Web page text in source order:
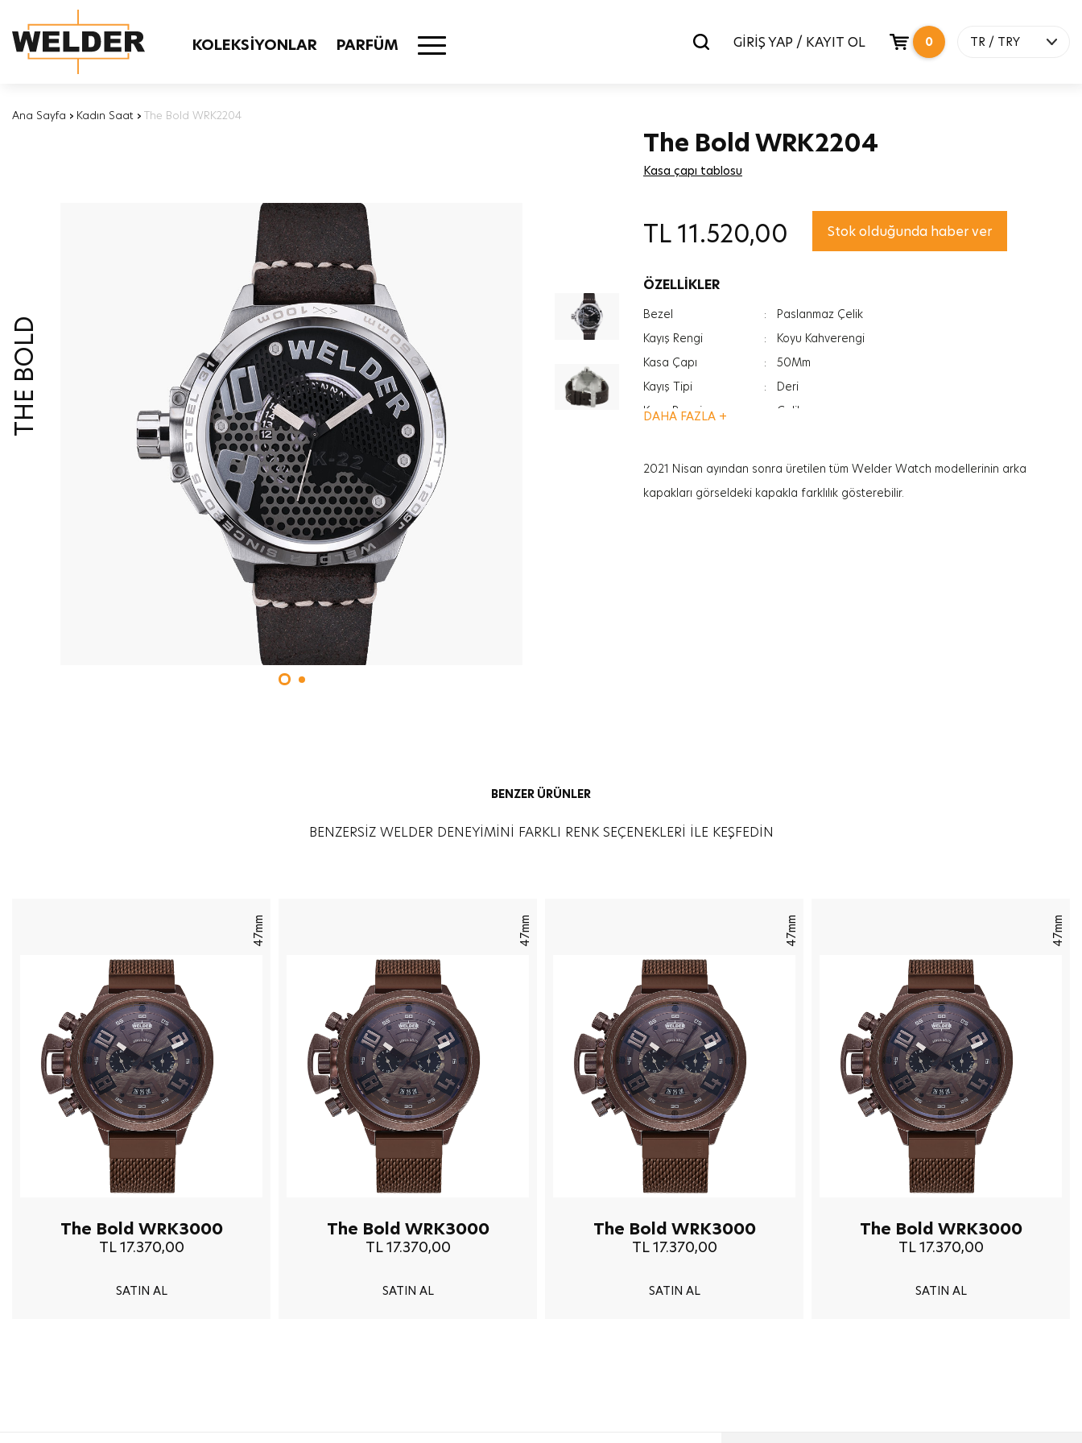
KOLEKSİYONLAR PARFÜM GİRİŞ YAP / KAYIT OL 0 TR / TRY
Ana Sayfa › Kadın Saat › The Bold WRK2204
THE BOLD
The Bold WRK2204
Kasa çapı tablosu
TL11.520,00 Stok olduğunda haber ver
ÖZELLİKLER
Bezel :
Paslanmaz Çelik
Kayış Rengi
:
Koyu Kahverengi
Kasa Çapı
:
50Mm
Kayış Tipi
:
Deri
Kasa Rengi
Çelik
DAHA FAZLA +
2021 Nisan ayından sonra üretilen tüm Welder Watch modellerinin arka
kapakları görseldeki kapakla farklılık gösterebilir.
BENZER ÜRÜNLER
BENZERSİZ WELDER DENEYİMİNİ FARKLI RENK SEÇENEKLERİ İLE KEŞFEDİN
47mm
The Bold WRK3000
TL 17.370,00
SATIN AL
47mm
The Bold WRK3000
TL 17.370,00
SATIN AL
47mm
The Bold WRK3000
TL 17.370,00
SATIN AL
47mm
The Bold WRK3000
TL 17.370,00
SATIN AL